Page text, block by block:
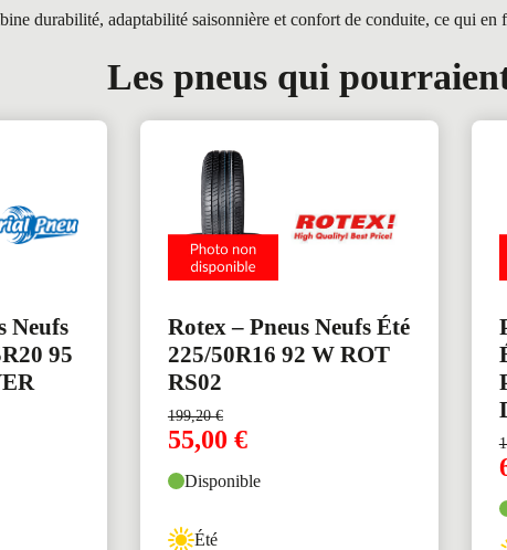
durabilité, adaptabilité saisonnière et confort de conduite, ce qui en
Les pneus qui
Neufs
95
Rotex – Pneus Neufs Été
225/50R16 92 W ROT
RS02
199,20€
55,00 €
Disponible
Été